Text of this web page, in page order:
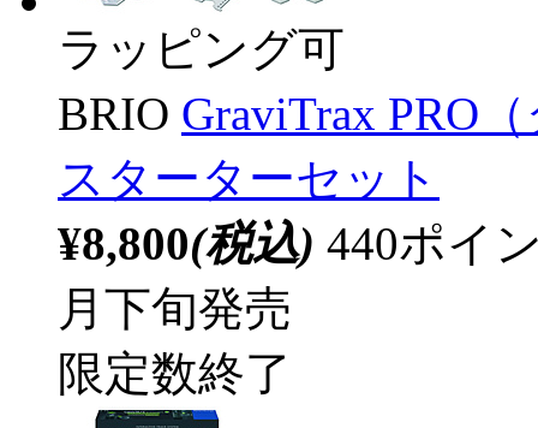
ラッピング可
BRIO GraviTrax PRO
スターターセット
¥8,800(税込) 440ポイ
月下旬発売
限定数終了